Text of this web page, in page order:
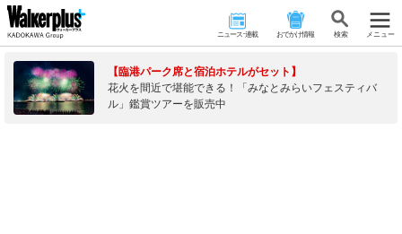
ニュース･連載 おでかけ情報 検 索 メニュー
【臨港パーク席と宿泊ホテルがセット】
花火を間近で堪能できる！「みなとみらいフェスティバ
ル」鑑賞ツアーを販売中